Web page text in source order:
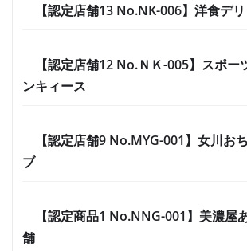
【認定店舗13 No.NK-006】洋食デ
【認定店舗12 No.ＮＫ-005】スポ
ンキィース
【認定店舗9 No.MYG-001】女川お
ブ
【認定商品1 No.NNG-001】美濃屋
舗